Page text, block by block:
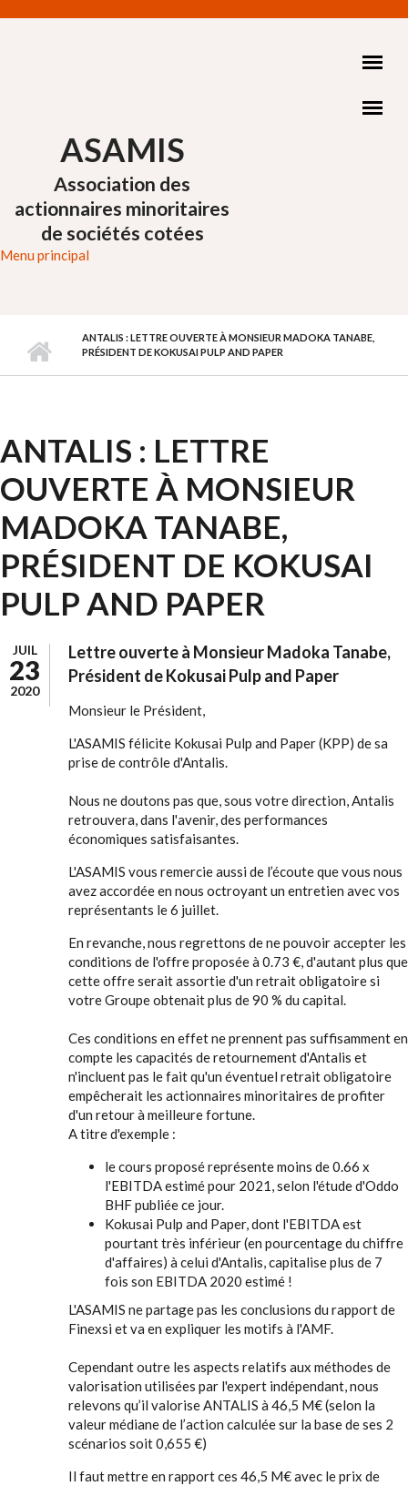
ASAMIS
Association des
actionnaires minoritaires
de sociétés cotées
Menu principal
ANTALIS : LETTRE OUVERTE À MONSIEUR MADOKA TANABE,
PRÉSIDENT DE KOKUSAI PULP AND PAPER
ANTALIS : LETTRE
OUVERTE À MONSIEUR
MADOKA TANABE,
PRÉSIDENT DE KOKUSAI
PULP AND PAPER
JUIL
23
2020
Lettre ouverte à Monsieur Madoka Tanabe,
Président de Kokusai Pulp and Paper
Monsieur le Président,
L'ASAMIS félicite Kokusai Pulp and Paper (KPP) de sa
prise de contrôle d'Antalis.
Nous ne doutons pas que, sous votre direction, Antalis
retrouvera, dans l'avenir, des performances
économiques satisfaisantes.
L'ASAMIS vous remercie aussi de l’écoute que vous nous
avez accordée en nous octroyant un entretien avec vos
représentants le 6 juillet.
En revanche, nous regrettons de ne pouvoir accepter les
conditions de l'offre proposée à 0.73 €, d'autant plus que
cette offre serait assortie d'un retrait obligatoire si
votre Groupe obtenait plus de 90 % du capital.
Ces conditions en effet ne prennent pas suffisamment en
compte les capacités de retournement d'Antalis et
n'incluent pas le fait qu'un éventuel retrait obligatoire
empêcherait les actionnaires minoritaires de profiter
d'un retour à meilleure fortune.
A titre d'exemple :
le cours proposé représente moins de 0.66 x
l'EBITDA estimé pour 2021, selon l'étude d'Oddo
BHF publiée ce jour.
Kokusai Pulp and Paper, dont l'EBITDA est
pourtant très inférieur (en pourcentage du chiffre
d'affaires) à celui d'Antalis, capitalise plus de 7
fois son EBITDA 2020 estimé !
L'ASAMIS ne partage pas les conclusions du rapport de
Finexsi et va en expliquer les motifs à l'AMF.
Cependant outre les aspects relatifs aux méthodes de
valorisation utilisées par l'expert indépendant, nous
relevons qu’il valorise ANTALIS à 46,5 M€ (selon la
valeur médiane de l’action calculée sur la base de ses 2
scénarios soit 0,655 €)
Il faut mettre en rapport ces 46,5 M€ avec le prix de